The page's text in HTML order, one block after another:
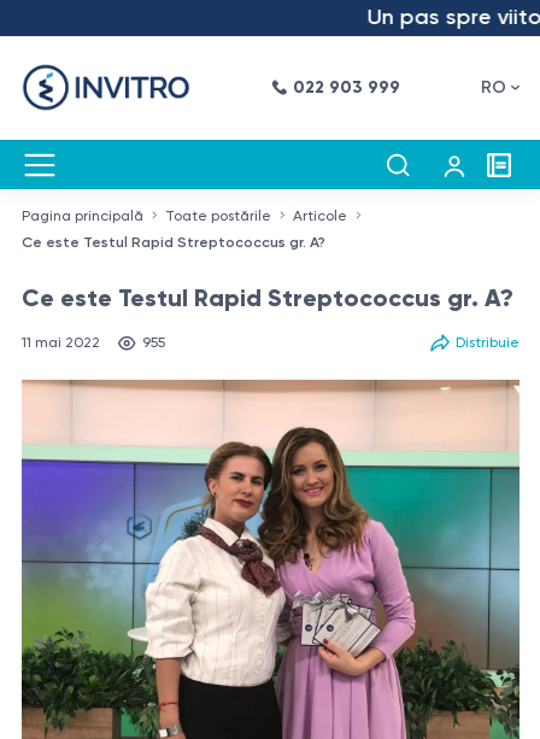
Un pas spre viitor –
022 903 999 RO
Pagina principală Toate postările
Articole
Ce este Testul Rapid Streptococcus gr. A?
Ce este Testul Rapid Streptococcus gr. A?
11 mai 2022 955 Distribuie